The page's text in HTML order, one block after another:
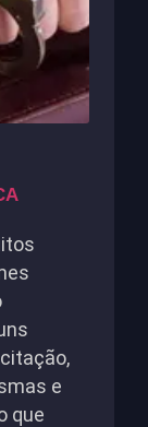
e
que